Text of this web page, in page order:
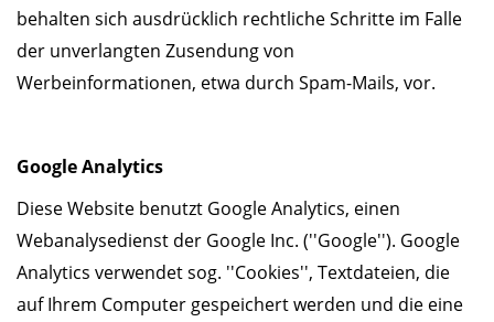
behalten sich ausdrücklich rechtliche Schritte im Falle
der unverlangten Zusendung von
Werbeinformationen, etwa durch Spam-Mails, vor.
Google Analytics
Diese Website benutzt Google Analytics, einen
Webanalysedienst der Google Inc. (''Google''). Google
Analytics verwendet sog. ''Cookies'', Textdateien, die
auf Ihrem Computer gespeichert werden und die eine